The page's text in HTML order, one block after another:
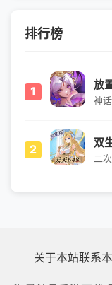
排行榜
1 放
神
2 双
二
关于本站联系